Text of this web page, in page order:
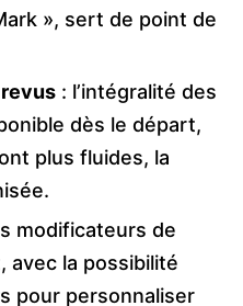
», sert de point de
: l’intégralité des
dès le départ,
plus fluides, la
modificateurs de
avec la possibilité
pour personnaliser